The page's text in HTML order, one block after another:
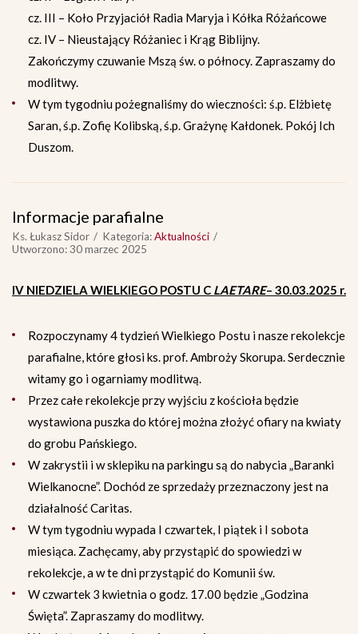
cz. III – Koło Przyjaciół Radia Maryja i Kółka Różańcowe
cz. IV – Nieustający Różaniec i Krąg Biblijny.
Zakończymy czuwanie Mszą św. o północy. Zapraszamy do
modlitwy.
W tym tygodniu pożegnaliśmy do wieczności: ś.p. Elżbietę
Saran, ś.p. Zofię Kolibską, ś.p. Grażynę Kałdonek. Pokój Ich
Duszom.
Informacje parafialne
Ks. Łukasz Sidor Kategoria:Aktualności
Utworzono: 30 marzec 2025
IV NIEDZIELA WIELKIEGO POSTU C LAETARE– 30.03.2025 r.
Rozpoczynamy 4 tydzień Wielkiego Postu i nasze rekolekcje
parafialne, które głosi ks. prof. Ambroży Skorupa. Serdecznie
witamy go i ogarniamy modlitwą.
Przez całe rekolekcje przy wyjściu z kościoła będzie
wystawiona puszka do której można złożyć ofiary na kwiaty
do grobu Pańskiego.
W zakrystii i w sklepiku na parkingu są do nabycia „Baranki
Wielkanocne”. Dochód ze sprzedaży przeznaczony jest na
działalność Caritas.
W tym tygodniu wypada I czwartek, I piątek i I sobota
miesiąca. Zachęcamy, aby przystąpić do spowiedzi w
rekolekcje, a w te dni przystąpić do Komunii św.
W czwartek 3 kwietnia o godz. 17.00 będzie „Godzina
Święta”. Zapraszamy do modlitwy.